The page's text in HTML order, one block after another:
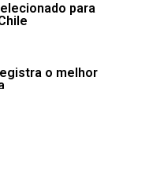
para
o melhor